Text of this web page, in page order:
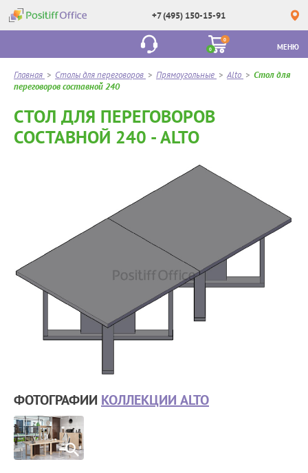
+7 (495) 150-15-91
0
0
МЕНЮ
Главная > Столы для переговоров > Прямоугольные > Alto > Стол для
переговоров составной 240
СТОЛ ДЛЯ ПЕРЕГОВОРОВ
СОСТАВНОЙ 240 - ALTO
ФОТОГРАФИИ КОЛЛЕКЦИИ ALTO